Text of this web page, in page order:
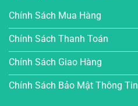
Chính Sách Mua Hàng
Chính Sách Thanh Toán
Chính Sách Giao Hàng
Chính Sách Bảo Mật Thông Tin